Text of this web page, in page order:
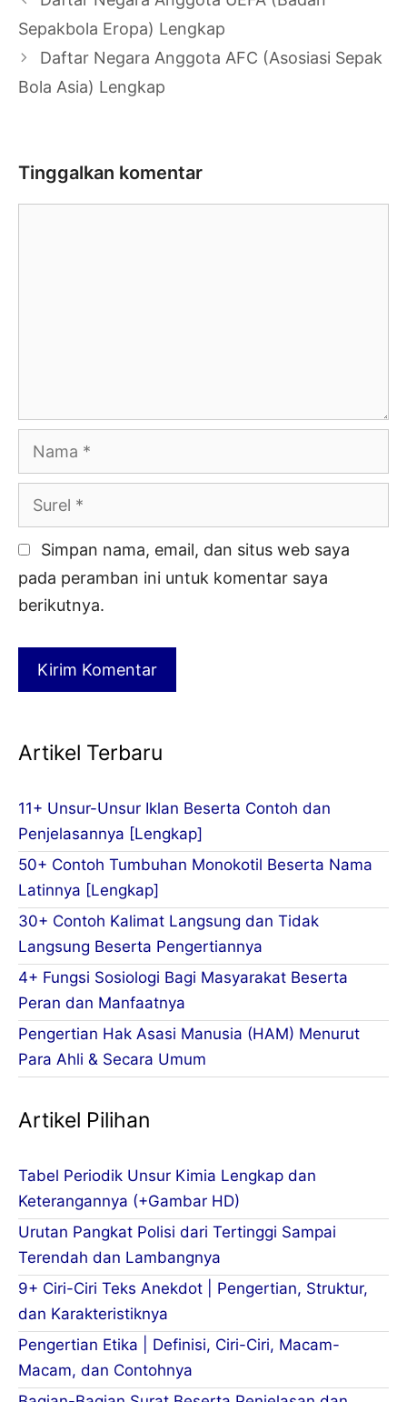
Tulisan
Sepakbola Eropa) Lengkap
Daftar Negara Anggota AFC (Asosiasi Sepak
Bola Asia) Lengkap
Tinggalkan komentar
Nama
Surel
Simpan nama, email, dan situs web saya
pada peramban ini untuk komentar saya
berikutnya.
Artikel Terbaru
11+ Unsur-Unsur Iklan Beserta Contoh dan
Penjelasannya [Lengkap]
50+ Contoh Tumbuhan Monokotil Beserta Nama
Latinnya [Lengkap]
30+ Contoh Kalimat Langsung dan Tidak
Langsung Beserta Pengertiannya
4+ Fungsi Sosiologi Bagi Masyarakat Beserta
Peran dan Manfaatnya
Pengertian Hak Asasi Manusia (HAM) Menurut
Para Ahli & Secara Umum
Artikel Pilihan
Tabel Periodik Unsur Kimia Lengkap dan
Keterangannya (+Gambar HD)
Urutan Pangkat Polisi dari Tertinggi Sampai
Terendah dan Lambangnya
9+ Ciri-Ciri Teks Anekdot | Pengertian, Struktur,
dan Karakteristiknya
Pengertian Etika | Definisi, Ciri-Ciri, Macam-
Macam, dan Contohnya